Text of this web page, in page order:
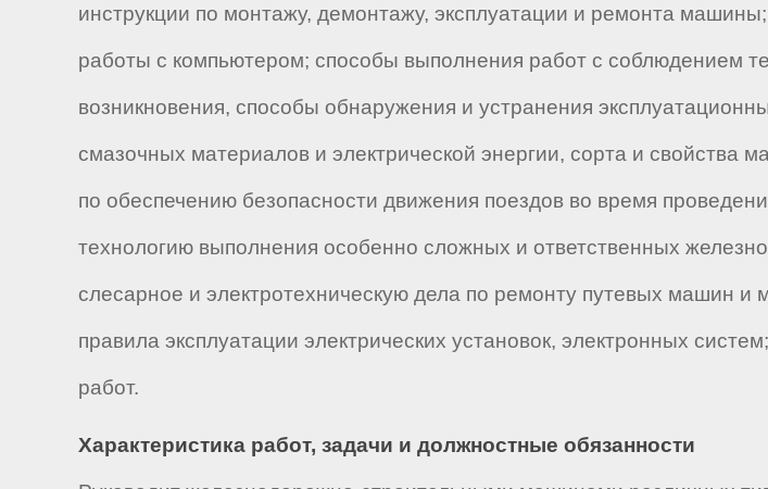
инструкции по монтажу, демонтажу, эксплуатации и ремонта
работы с компьютером; способы выполнения работ с соблюдением
возникновения, способы обнаружения и устранения
смазочных материалов и электрической энергии, сорта и свойства
по обеспечению безопасности движения поездов во время
технологию выполнения особенно сложных и ответственных
слесарное и электротехническую дела по ремонту путевых машин
правила эксплуатации электрических установок, электронных
работ.
Характеристика работ, задачи и должностные обязанности